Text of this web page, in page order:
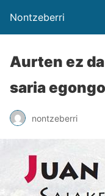
Nontzeberri
Aurten ez
saria egongo
nontzeberri